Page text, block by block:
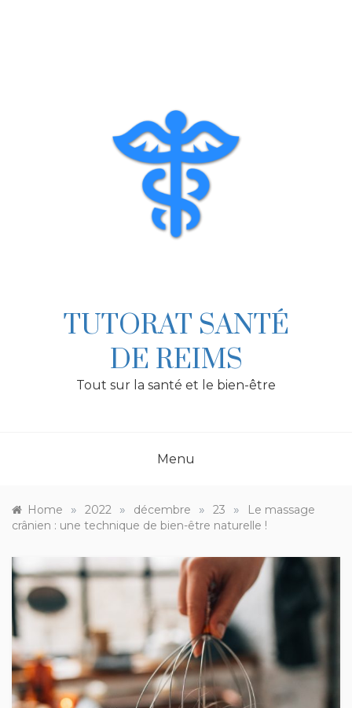
TUTORAT SANTÉ
DE REIMS
Tout sur la santé et le bien-être
Menu
Home » 2022 » décembre » 23 »
Le massage
crânien : une technique de bien-être naturelle !